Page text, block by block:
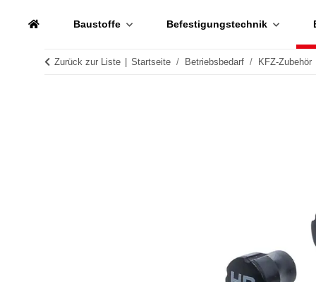
Baustoffe Befestigungstechnik
Zurück zur Liste Startseite Betriebsbedarf KFZ-Zubehör